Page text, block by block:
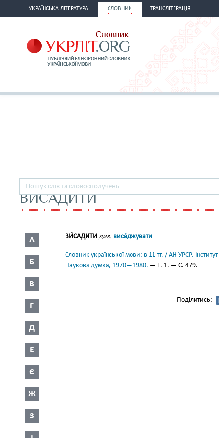
УКРАЇНСЬКА ЛІТЕРАТУРА СЛОВНИК ТРАНСЛІТЕРАЦІЯ
ВИСАДИТИ
А
Б
В
Г
Д
Е
Є
Ж
З
ВИ́САДИТИ див. виса́джувати.
Словник української мови: в 11 тт. / АН УРСР.
Наукова думка, 1970—1980. — Т. 1. — С. 479.
Поділитись: